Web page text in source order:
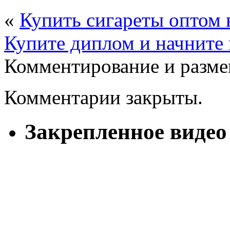
« Купить сигареты оптом
Купите диплом и начните
Комментирование и
Комментарии закрыты.
Закрепленное видео